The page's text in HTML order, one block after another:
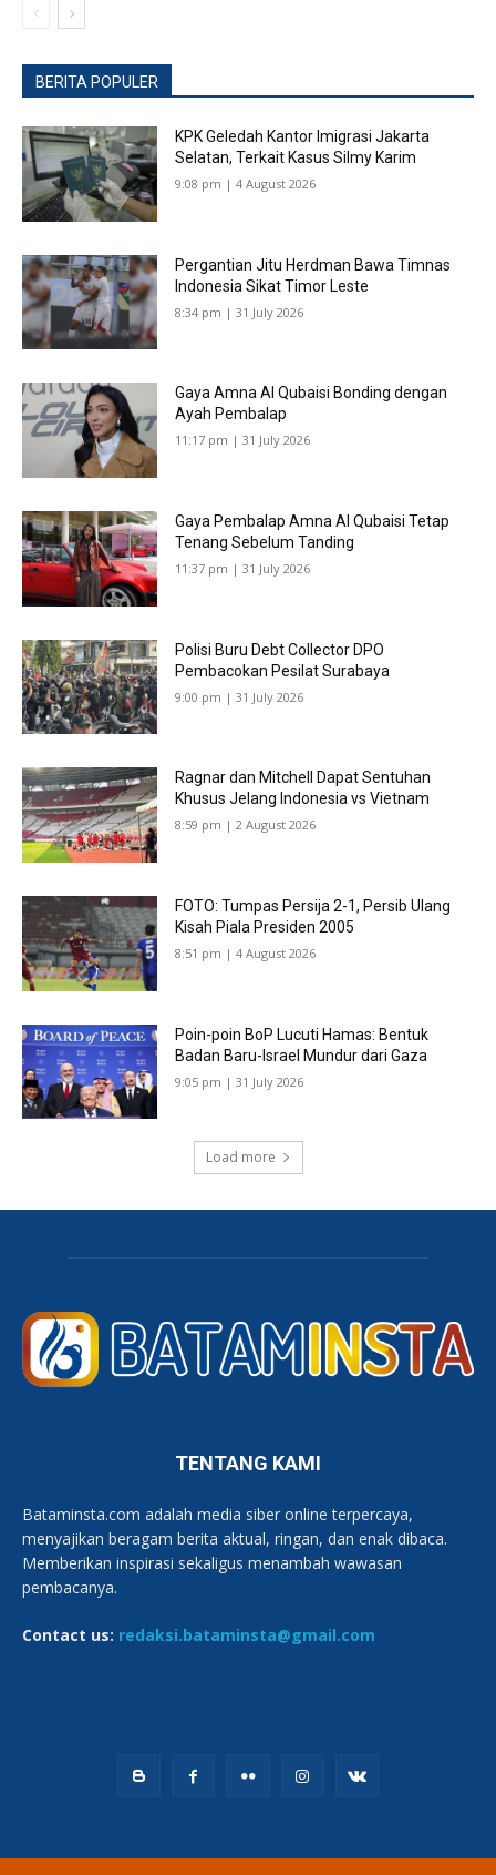
BERITA POPULER
KPK Geledah Kantor Imigrasi Jakarta
Selatan, Terkait Kasus Silmy Karim
9:08 pm | 4 August 2026
Pergantian Jitu Herdman Bawa Timnas
Indonesia Sikat Timor Leste
8:34 pm | 31 July 2026
Gaya Amna Al Qubaisi Bonding dengan
Ayah Pembalap
11:17 pm | 31 July 2026
Gaya Pembalap Amna Al Qubaisi Tetap
Tenang Sebelum Tanding
11:37 pm | 31 July 2026
Polisi Buru Debt Collector DPO
Pembacokan Pesilat Surabaya
9:00 pm | 31 July 2026
Ragnar dan Mitchell Dapat Sentuhan
Khusus Jelang Indonesia vs Vietnam
8:59 pm | 2 August 2026
FOTO: Tumpas Persija 2-1, Persib Ulang
Kisah Piala Presiden 2005
8:51 pm | 4 August 2026
Poin-poin BoP Lucuti Hamas: Bentuk
Badan Baru-Israel Mundur dari Gaza
9:05 pm | 31 July 2026
Load more
TENTANG KAMI
Bataminsta.com adalah media siber online terpercaya,
menyajikan beragam berita aktual, ringan, dan enak dibaca.
Memberikan inspirasi sekaligus menambah wawasan
pembacanya.
Contact us: redaksi.bataminsta@gmail.com